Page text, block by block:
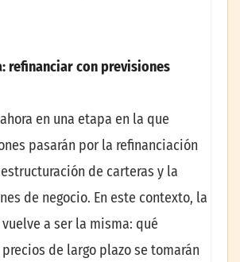
refinanciar con previsiones
en una etapa en la que
pasarán por la refinanciación
de carteras y la
de negocio. En este contexto, la
a ser la misma: qué
de largo plazo se tomarán